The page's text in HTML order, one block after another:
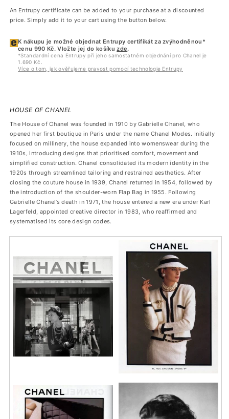
An Entrupy certificate can be added to your purchase at a discounted
price. Simply add it to your cart using the button below.
K nákupu je možné objednat Entrupy certifikát za zvýhodněnou*
cenu 990 Kč. Vložte jej do košíkuzde.
*Standardní cena Entrupy při jeho samostatném objednání pro Chanel je
1.690 Kč.
Více o tom, jak ověřujeme pravost pomocí technologie Entrupy
HOUSE OF CHANEL
The House of Chanel was founded in 1910 by Gabrielle Chanel, who
opened her first boutique in Paris under the name Chanel Modes. Initially
focused on millinery, the house expanded into womenswear during the
1910s, introducing designs that prioritised comfort, movement and
simplified construction. Chanel consolidated its modern identity in the
1920s through streamlined tailoring and restrained aesthetics. After
closing the couture house in 1939, Chanel returned in 1954, followed by
the introduction of the shoulder-worn Flap Bag in 1955. Following
Gabrielle Chanel’s death in 1971, the house entered a new era under Karl
Lagerfeld, appointed creative director in 1983, who reaffirmed and
systematised its core design codes.